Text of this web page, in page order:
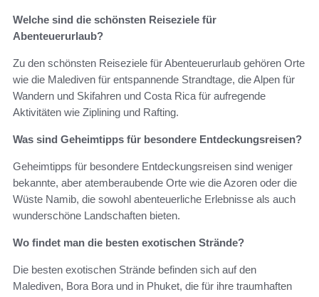
Welche sind die schönsten Reiseziele für
Abenteuerurlaub?
Zu den schönsten Reiseziele für Abenteuerurlaub gehören Orte
wie die Malediven für entspannende Strandtage, die Alpen für
Wandern und Skifahren und Costa Rica für aufregende
Aktivitäten wie Ziplining und Rafting.
Was sind Geheimtipps für besondere Entdeckungsreisen?
Geheimtipps für besondere Entdeckungsreisen sind weniger
bekannte, aber atemberaubende Orte wie die Azoren oder die
Wüste Namib, die sowohl abenteuerliche Erlebnisse als auch
wunderschöne Landschaften bieten.
Wo findet man die besten exotischen Strände?
Die besten exotischen Strände befinden sich auf den
Malediven, Bora Bora und in Phuket, die für ihre traumhaften